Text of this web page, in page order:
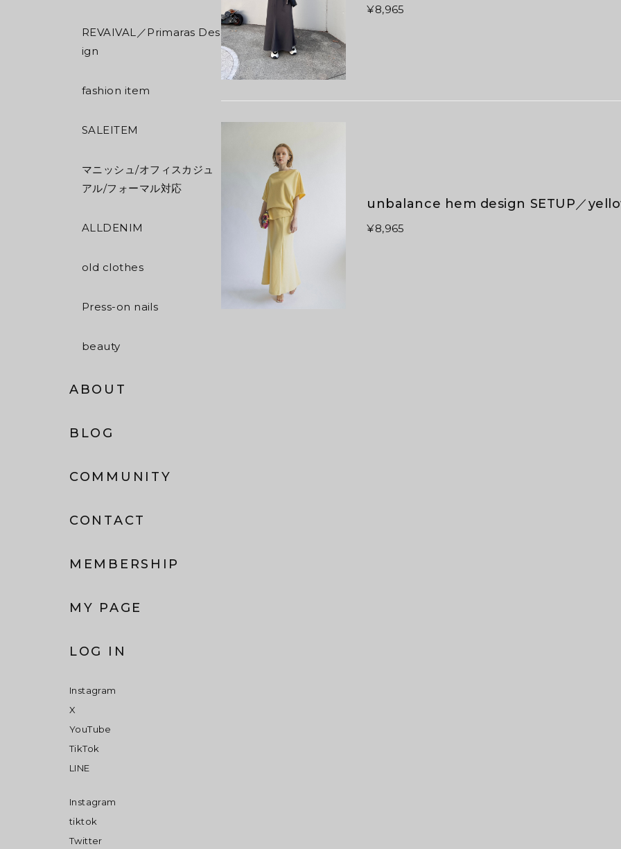
REVAIVAL／Primaras Des
ign
fashion item
SALEITEM
マニッシュ/オフィスカジュ
アル/フォーマル対応
ALLDENIM
old clothes
Press-on nails
beauty
ABOUT
BLOG
COMMUNITY
CONTACT
MEMBERSHIP
MY PAGE
LOG IN
Instagram
X
YouTube
TikTok
LINE
Instagram
tiktok
Twitter
¥8,965
unbalance hem design SETUP／
¥8,965